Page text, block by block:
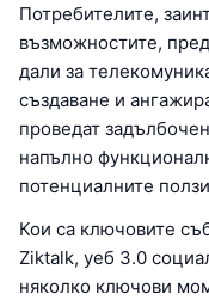
Потребителите,
възможностите,
дали за
създаване и
проведат
напълно
потенциалните
Кои са ключовите
Ziktalk, уеб 3.0
няколко ключови